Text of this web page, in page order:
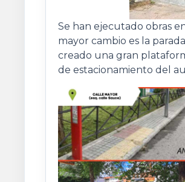
Se han ejecutado obras
mayor cambio es la
creado una gran
de estacionamiento del